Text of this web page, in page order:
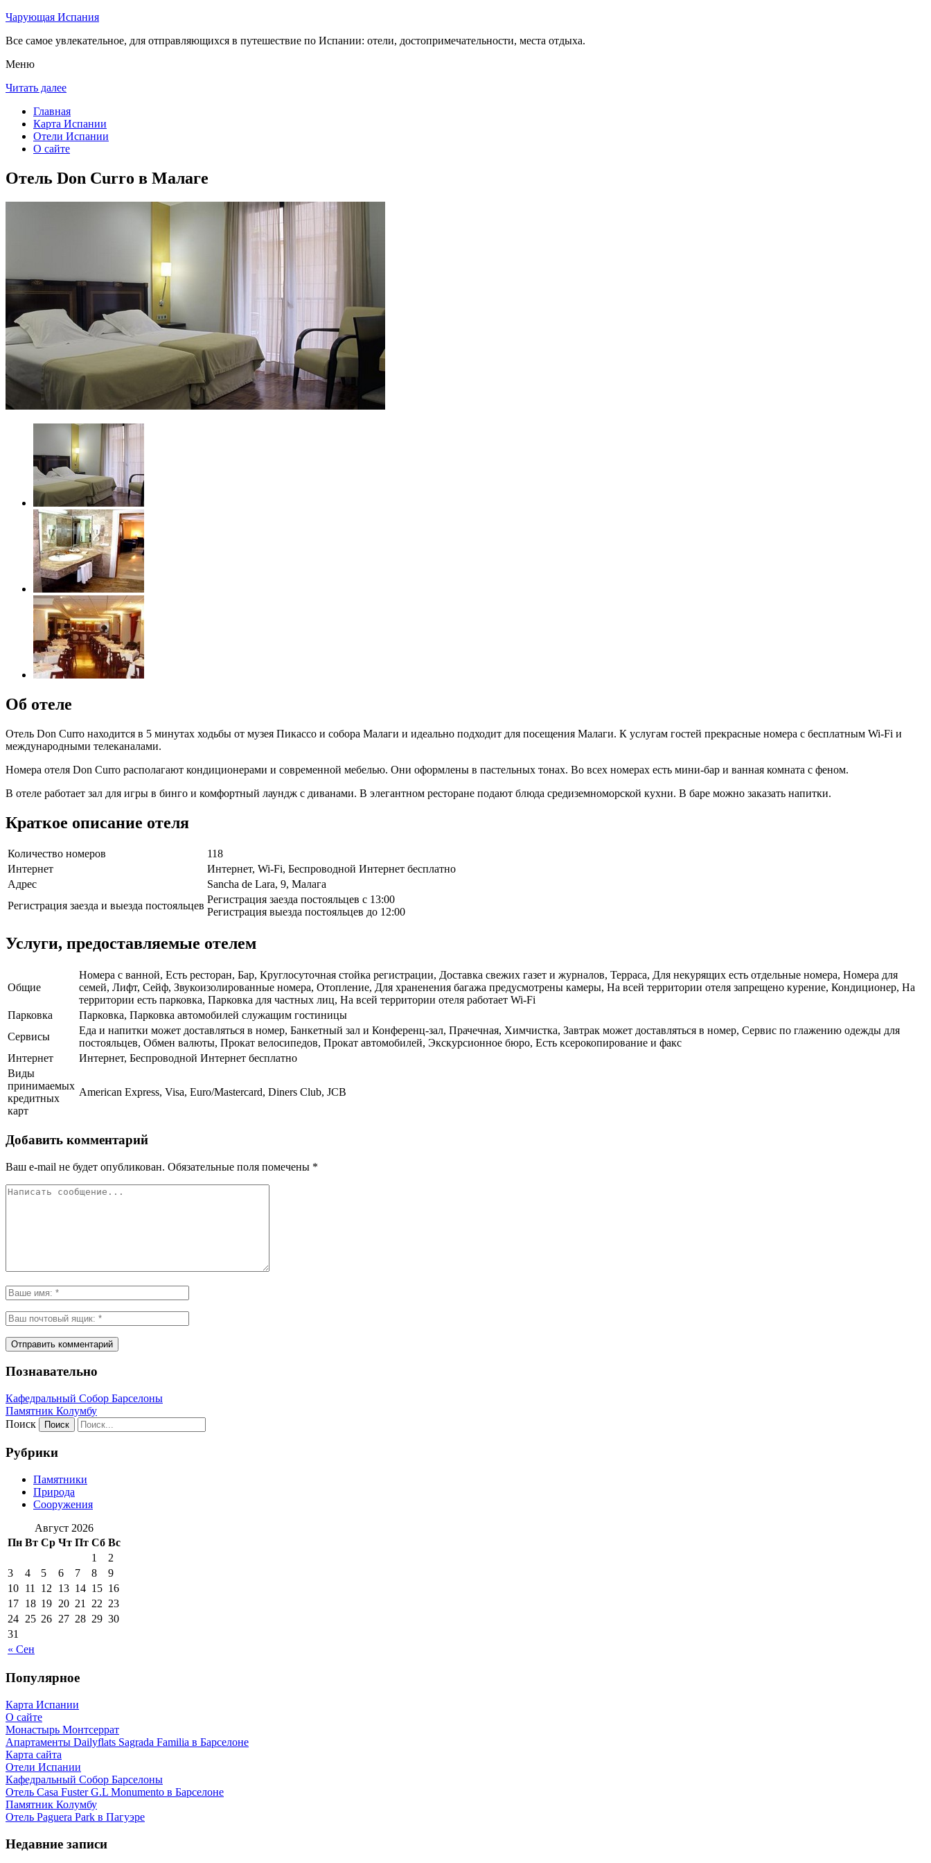
Чарующая Испания
Все самое увлекательное, для отправляющихся в путешествие по Испании: отели, достопримечательности, места отдыха.
Меню
Читать далее
Главная
Карта Испании
Отели Испании
О сайте
Отель Don Curro в Малаге
Об отеле
Отель Don Curro находится в 5 минутах ходьбы от музея Пикассо и собора Малаги и идеально подходит для посещения Малаги. К услугам гостей прекрасные номера с бесплатным Wi-Fi и
международными телеканалами.
Номера отеля Don Curro располагают кондиционерами и современной мебелью. Они оформлены в пастельных тонах. Во всех номерах есть мини-бар и ванная комната с феном.
В отеле работает зал для игры в бинго и комфортный лаундж с диванами. В элегантном ресторане подают блюда средиземноморской кухни. В баре можно заказать напитки.
Краткое описание отеля
Количество номеров
118
Интернет
Интернет, Wi-Fi, Беспроводной Интернет бесплатно
Адрес
Sancha de Lara, 9, Малага
Регистрация заезда и выезда постояльцев
Регистрация заезда постояльцев с 13:00
Регистрация выезда постояльцев до 12:00
Услуги, предоставляемые отелем
Общие
Номера с ванной, Есть ресторан, Бар, Круглосуточная стойка регистрации, Доставка свежих газет и журналов, Терраса, Для некурящих есть отдельные номера, Номера для
семей, Лифт, Сейф, Звукоизолированные номера, Отопление, Для храненения багажа предусмотрены камеры, На всей территории отеля запрещено курение, Кондиционер, На
территории есть парковка, Парковка для частных лиц, На всей территории отеля работает Wi-Fi
Парковка
Парковка, Парковка автомобилей служащим гостиницы
Сервисы
Еда и напитки может доставляться в номер, Банкетный зал и Конференц-зал, Прачечная, Химчистка, Завтрак может доставляться в номер, Сервис по глажению одежды для
постояльцев, Обмен валюты, Прокат велосипедов, Прокат автомобилей, Экскурсионное бюро, Есть ксерокопирование и факс
Интернет
Интернет, Беспроводной Интернет бесплатно
Виды
принимаемых
кредитных
карт
American Express, Visa, Euro/Mastercard, Diners Club, JCB
Добавить комментарий
Ваш e-mail не будет опубликован. Обязательные поля помечены *
Познавательно
Кафeдрaльный Собор Барселоны
Пaмятник Колумбу
Поиск
Рубрики
Памятники
Природа
Сооружения
Август 2026
Пн Вт Ср Чт Пт Сб Вс
« Сен
1
2
3
4 5 6 7 8
9
10 11 12 13 14 15 16
17 18 19 20 21 22 23
24 25 26 27 28 29 30
31
Популярное
Карта Испании
О сайте
Монастырь Монтсеррат
Апартаменты Dailyflats Sagrada Familia в Барселоне
Карта сайта
Отели Испании
Кафeдрaльный Собор Барселоны
Отель Casa Fuster G.L Monumento в Барселоне
Пaмятник Колумбу
Отель Paguera Park в Пагуэре
Недавние записи